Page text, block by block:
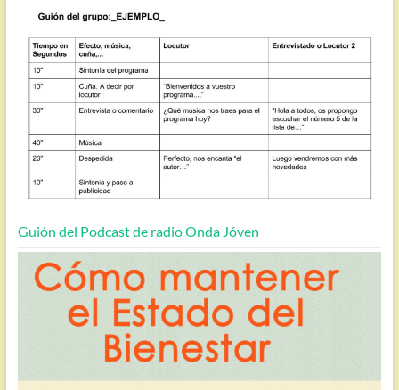
Guión del Podcast de radio Onda Jóven